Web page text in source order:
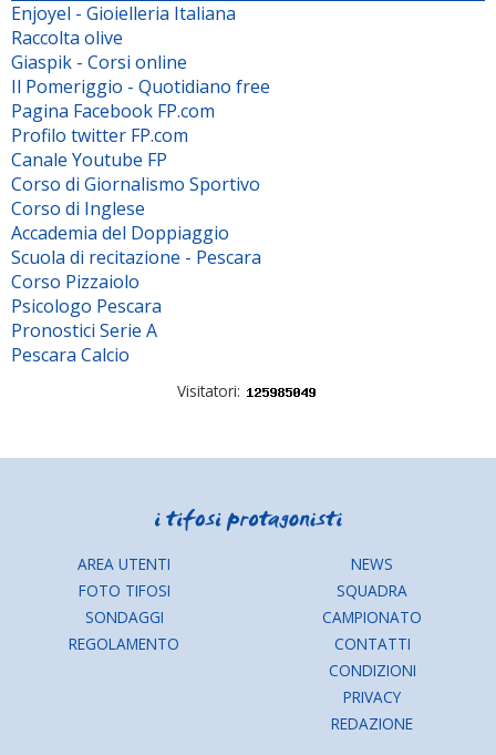
Enjoyel - Gioielleria Italiana
Raccolta olive
Giaspik - Corsi online
Il Pomeriggio - Quotidiano free
Pagina Facebook FP.com
Profilo twitter FP.com
Canale Youtube FP
Corso di Giornalismo Sportivo
Corso di Inglese
Accademia del Doppiaggio
Scuola di recitazione - Pescara
Corso Pizzaiolo
Psicologo Pescara
Pronostici Serie A
Pescara Calcio
Visitatori:
AREA UTENTI
FOTO TIFOSI
SONDAGGI
REGOLAMENTO
NEWS
SQUADRA
CAMPIONATO
CONTATTI
CONDIZIONI
PRIVACY
REDAZIONE